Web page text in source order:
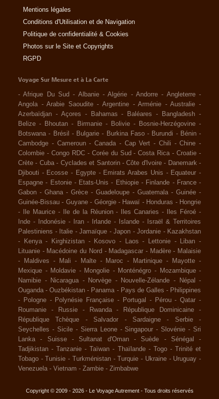
Mentions légales
Conditions d'Utilisation et de Navigation
Politique de confidentialité & Cookies
Photos sur le Site et Copyrights
RGPD
Voyage Sur Mesure et à La Carte
-Afrique Du Sud - Albanie -Algérie -Andorre - Angleterre -
Angola -Arabie Saoudite -Argentine -Arménie -Australie -
Azerbaïdjan - Açores - Bahamas - Baléares - Bangladesh -
Belize - Bhoutan - Birmanie - Bolivie - Bosnie-Herzégovine -
Botswana - Brésil - Bulgarie - Burkina Faso - Burundi - Bénin -
Cambodge - Cameroun - Canada - Cap Vert - Chili -Chine -
Colombie - Congo RDC - Corée du Sud -Costa Rica -Croatie -
Crète - Cuba - Cyclades et Santorin -Côte d'Ivoire - Danemark -
Djibouti - Ecosse - Egypte - Emirats Arabes Unis - Equateur -
Espagne - Estonie - Etats-Unis - Ethiopie - Finlande - France -
Gabon - Ghana - Grèce - Guadeloupe - Guatemala - Guinée -
Guinée-Bissau - Guyane - Géorgie - Hawaï - Honduras - Hongrie
-
Ile Maurice - Ile de la Réunion - Iles Canaries - Iles Féroé -
Inde - Indonésie - Iran - Irlande - Islande -
Israël & Territoires
Palestiniens - Italie - Jamaïque - Japon - Jordanie - Kazakhstan
-
Kenya - Kirghizistan - Kosovo - Laos - Lettonie - Liban -
Lituanie - Macédoine du Nord - Madagascar - Madère - Malaisie
-
Maldives - Mali - Malte - Maroc - Martinique - Mayotte -
Mexique - Moldavie - Mongolie - Monténégro - Mozambique -
Namibie - Nicaragua - Norvège - Nouvelle-Zélande - Népal
-
Ouganda -Ouzbékistan - Panama - Pays de Galles - Philippines
-
Pologne - Polynésie Française - Portugal - Pérou -Qatar -
Roumanie
- Russie - Rwanda - République Dominicaine
-
République Tchèque
- Salvador - Sardaigne - Serbie
-
Seychelles - Sicile - Sierra Leone - Singapour - Slovénie - Sri
Lanka
- Suisse - Sultanat d'Oman - Suède - Sénégal
-
Tadjikistan - Tanzanie - Taïwan - Thaïlande - Togo -
Trinité et
Tobago - Tunisie - Turkménistan - Turquie - Ukraine - Uruguay -
Venezuela - Vietnam - Zambie - Zimbabwe
Copyright © 2009 - 2026 - Le Voyage Autrement - Tous droits réservés